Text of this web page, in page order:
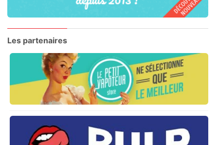
Les partenaires